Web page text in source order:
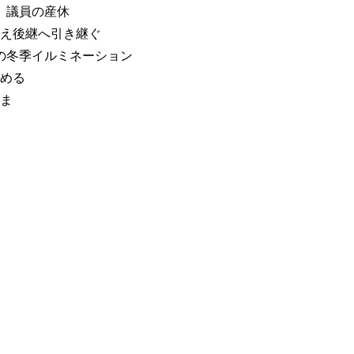
議員の産休
後継へ引き継ぐ
冬季イルミネーション
る